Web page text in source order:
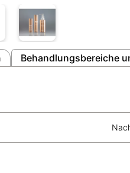
Behandlungsbereiche